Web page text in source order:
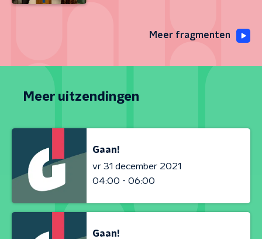
Meer fragmenten
Meer uitzendingen
Gaan!
vr 31 december 2021
04:00 - 06:00
Gaan!